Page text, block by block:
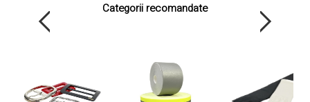
Categorii recomandate